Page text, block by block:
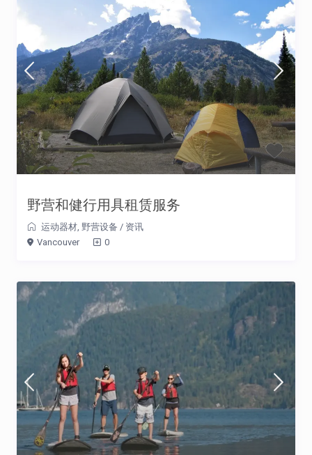
野营和健行用具租赁服务
运动器材, 野营设备 / 资讯
Vancouver
0